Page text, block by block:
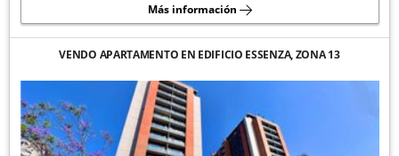
Más información
VENDO APARTAMENTO EN EDIFICIO ESSENZA, ZONA 13